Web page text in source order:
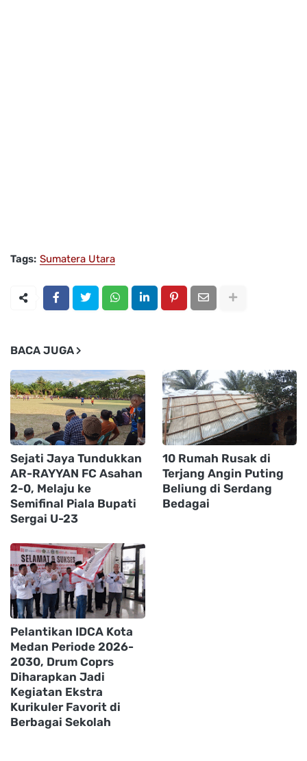
Tags: Sumatera Utara
BACA JUGA
Sejati Jaya Tundukkan
AR-RAYYAN FC Asahan
2-0, Melaju ke
Semifinal Piala Bupati
Sergai U-23
10 Rumah Rusak di
Terjang Angin Puting
Beliung di Serdang
Bedagai
Pelantikan IDCA Kota
Medan Periode 2026-
2030, Drum Coprs
Diharapkan Jadi
Kegiatan Ekstra
Kurikuler Favorit di
Berbagai Sekolah